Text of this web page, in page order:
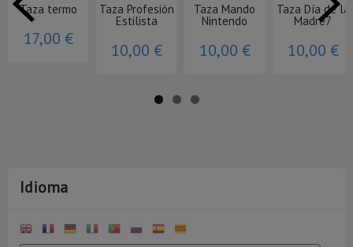
Idioma
Taza termo
17,00 €
Taza Profesión
Estilista
10,00 €
Taza Mando
Nintendo
10,00 €
Taza Día de la
Madre7
10,00 €